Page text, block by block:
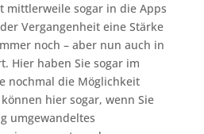
mittlerweile sogar in die Apps
Vergangenheit eine Stärke
noch – aber nun auch in
Hier haben Sie sogar im
nochmal die Möglichkeit
hier sogar, wenn Sie
umgewandeltes